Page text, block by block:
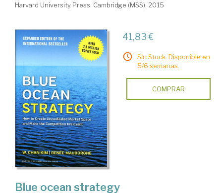
Harvard University Press. Cambridge (MSS), 2015
41,83 €
Sin Stock. Disponible en
5/6 semanas.
COMPRAR
Blue ocean strategy